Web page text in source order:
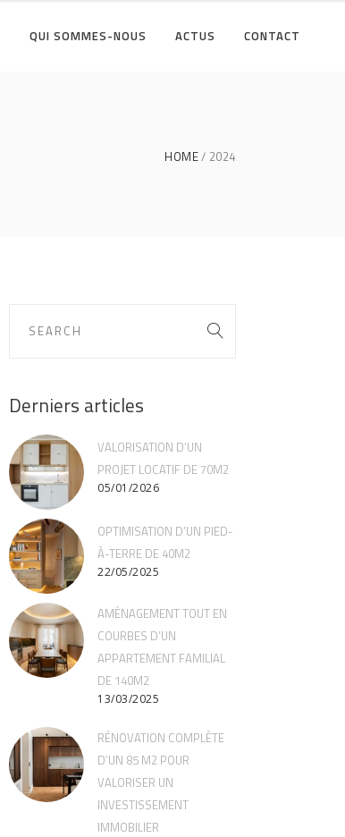
QUI SOMMES-NOUS ACTUS CONTACT
HOME 2024
Derniers articles
VALORISATION D’UN
PROJET LOCATIF DE 70M2
05/01/2026
OPTIMISATION D’UN PIED-
À-TERRE DE 40M2
22/05/2025
AMÉNAGEMENT TOUT EN
COURBES D’UN
APPARTEMENT FAMILIAL
DE 140M2
13/03/2025
RÉNOVATION COMPLÈTE
D’UN 85 M2 POUR
VALORISER UN
INVESTISSEMENT
IMMOBILIER